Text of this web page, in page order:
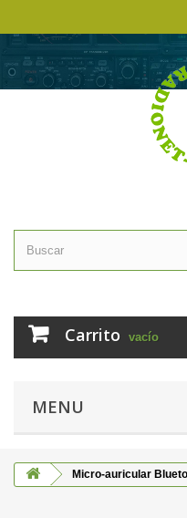
Carrito vacío
MENU
Micro-auricular